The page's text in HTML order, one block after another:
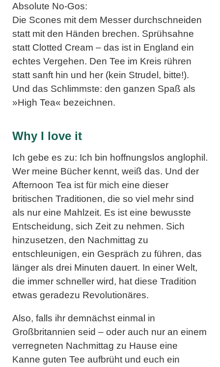
Absolute No-Gos:
Die Scones mit dem Messer durchschneiden
statt mit den Händen brechen. Sprühsahne
statt Clotted Cream – das ist in England ein
echtes Vergehen. Den Tee im Kreis rühren
statt sanft hin und her (kein Strudel, bitte!).
Und das Schlimmste: den ganzen Spaß als
»High Tea« bezeichnen.
Why I love it
Ich gebe es zu: Ich bin hoffnungslos anglophil.
Wer meine Bücher kennt, weiß das. Und der
Afternoon Tea ist für mich eine dieser
britischen Traditionen, die so viel mehr sind
als nur eine Mahlzeit. Es ist eine bewusste
Entscheidung, sich Zeit zu nehmen. Sich
hinzusetzen, den Nachmittag zu
entschleunigen, ein Gespräch zu führen, das
länger als drei Minuten dauert. In einer Welt,
die immer schneller wird, hat diese Tradition
etwas geradezu Revolutionäres.
Also, falls ihr demnächst einmal in
Großbritannien seid – oder auch nur an einem
verregneten Nachmittag zu Hause eine
Kanne guten Tee aufbrüht und euch ein